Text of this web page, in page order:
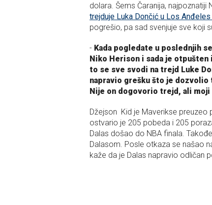
dolara. Šems Čaranija, najpoznatiji
trejduje Luka Dončić u Los
pogrešio, pa sad svenjuje sve koji
- Kada pogledate u poslednjih
Niko Herison i sada je otpušten
to se sve svodi na trejd Luke
napravio grešku što je dozvolio
Nije on dogovorio trejd, ali
Džejson Kid je Maverikse preuzeo
ostvario je 205 pobeda i 205
Dalas došao do NBA finala.
Dalasom. Posle otkaza se našao
kaže da je Dalas napravio odličan